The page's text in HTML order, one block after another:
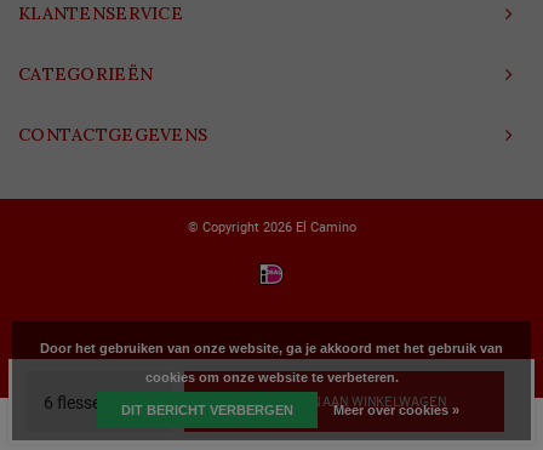
TOEVOEGEN AAN WINKELWAGEN
KLANTENSERVICE
CATEGORIEËN
CONTACTGEGEVENS
© Copyright 2026 El Camino
Door het gebruiken van onze website, ga je akkoord met het gebruik van
cookies om onze website te verbeteren.
DIT BERICHT VERBERGEN Meer over cookies »